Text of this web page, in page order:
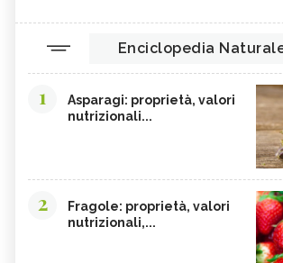
Enciclopedia
1
Asparagi: proprietà, valori
nutrizionali...
2
Fragole: proprietà, valori
nutrizionali,...